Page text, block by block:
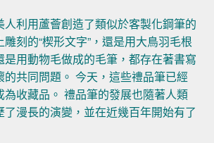
利用蘆薈創造了類似於客製化鋼筆的
刻的“楔形文字”，還是用大鳥羽毛根
用動物毛做成的毛筆，都存在著書寫
的共同問題。 今天，這些禮品筆已經
收藏品。 禮品筆的發展也隨著人類
漫長的演變，並在近幾百年開始有了